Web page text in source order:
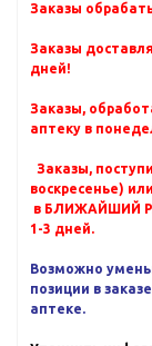
Заказы
Заказы
дней!
Заказы,
аптеку в
Заказы,
воскресенье)
в БЛИЖАЙШИЙ
1-3 дней.
Возможно
позиции в
аптеке.